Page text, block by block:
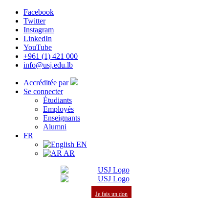
Facebook
Twitter
Instagram
LinkedIn
YouTube
+961 (1) 421 000
info@usj.edu.lb
Accréditée par
Se connecter
Étudiants
Employés
Enseignants
Alumni
FR
EN
AR
Je fais un don